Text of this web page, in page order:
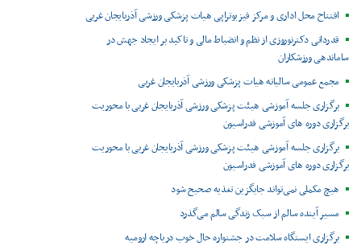
افتتاح محل اداری و مرکز فیزیوتراپی هیات پزشکی ورزشی آذربایجان غربی
قدردانی دکترنوروزی از نظم و انضباط مالی و تاکید بر ایجاد جهش در
ساماندهی ورزشکاران
مجمع عمومی سالیانه هیات پزشکی ورزشی آذربایجان غربی
برگزاری جلسه آموزشی هیئت پزشکی ورزشی آذربایجان غربی با محوریت
برگزاری دوره های آموزشی فدراسیون
برگزاری جلسه آموزشی هیئت پزشکی ورزشی آذربایجان غربی با محوریت
برگزاری دوره های آموزشی فدراسیون
هیچ مکملی نمی‌تواند جایگزین تغذیه صحیح شود
مسیر آینده سالم از سبک زندگی سالم می‌گذرد
برگزاری ایستگاه سلامت در جشنواره حال خوب دریاچه ارومیه